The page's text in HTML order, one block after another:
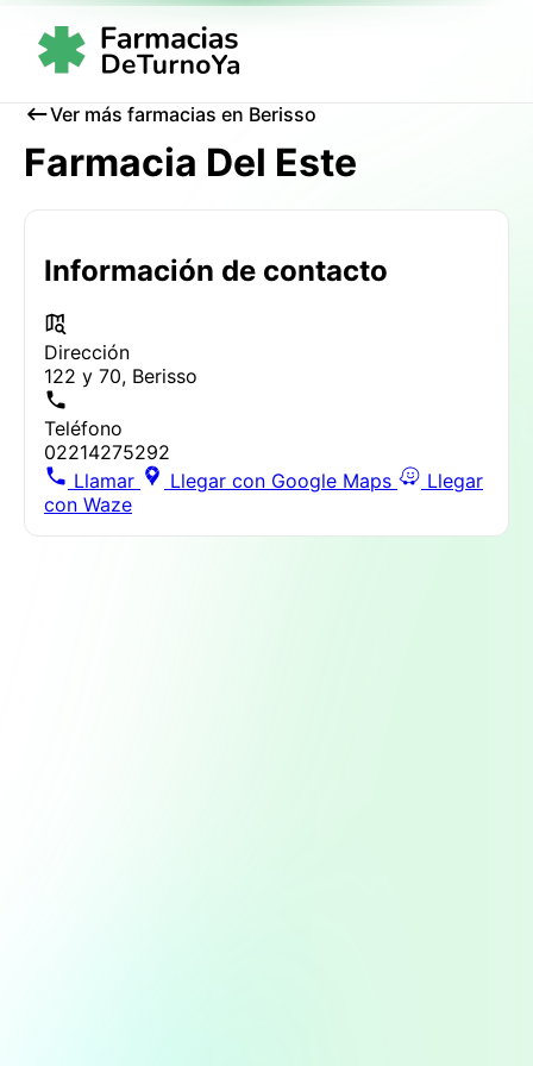
Ver más farmacias en Berisso
Farmacia Del Este
Información de contacto
Dirección
122 y 70, Berisso
Teléfono
02214275292
Llamar
Llegar con Google Maps
Llegar
con Waze